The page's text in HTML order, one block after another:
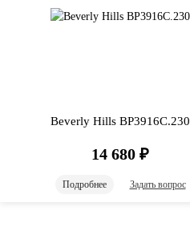
Beverly Hills BP3916C.230
14 680 ₽
Подробнее Задать вопрос